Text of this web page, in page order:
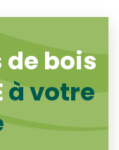
bois
à votre